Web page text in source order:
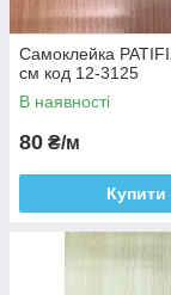
Самоклейка
см код 12-3125
В наявності
80 ₴/м
Купити